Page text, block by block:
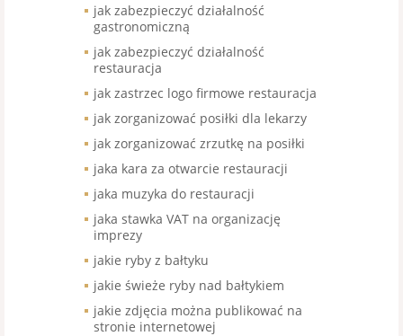
jak zabezpieczyć działalność
gastronomiczną
jak zabezpieczyć działalność
restauracja
jak zastrzec logo firmowe restauracja
jak zorganizować posiłki dla lekarzy
jak zorganizować zrzutkę na posiłki
jaka kara za otwarcie restauracji
jaka muzyka do restauracji
jaka stawka VAT na organizację
imprezy
jakie ryby z bałtyku
jakie świeże ryby nad bałtykiem
jakie zdjęcia można publikować na
stronie internetowej